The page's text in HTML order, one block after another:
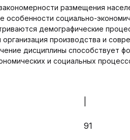
размещения
особенности социально-
демографические
производства и
дисциплины способствует
и социальных
91